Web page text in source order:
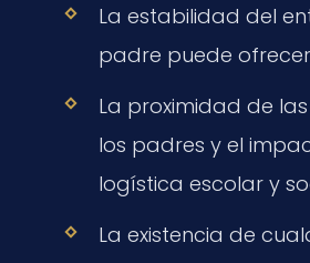
La estabilidad del
padre puede
La proximidad de
los padres y el
logística escolar y
La existencia de